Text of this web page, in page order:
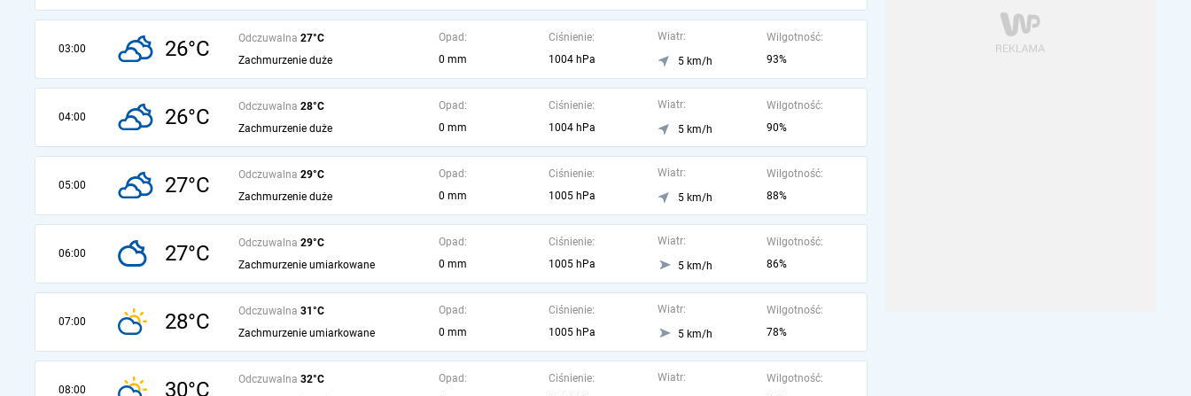
03:00 26°C Odczuwalna 27°C
Zachmurzenie duże
Opad:
0 mm
Ciśnienie:
1004 hPa
Wiatr:
5 km/h
Wilgotność:
93%
04:00 26°C Odczuwalna 28°C
Zachmurzenie duże
Opad:
0 mm
Ciśnienie:
1004 hPa
Wiatr:
5 km/h
Wilgotność:
90%
05:00 27°C Odczuwalna 29°C
Zachmurzenie duże
Opad:
0 mm
Ciśnienie:
1005 hPa
Wiatr:
5 km/h
Wilgotność:
88%
06:00 27°C Odczuwalna 29°C
Zachmurzenie umiarkowane
Opad:
0 mm
Ciśnienie:
1005 hPa
Wiatr:
5 km/h
Wilgotność:
86%
07:00 28°C Odczuwalna 31°C
Zachmurzenie umiarkowane
Opad:
0 mm
Ciśnienie:
1005 hPa
Wiatr:
5 km/h
Wilgotność:
78%
08:00 30°C Odczuwalna 32°C
Opad:
Ciśnienie:
Wiatr:
Wilgotność: